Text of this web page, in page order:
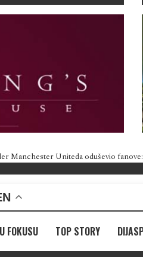
Manchester Uniteda oduševio
U FOKUSU TOP STORY